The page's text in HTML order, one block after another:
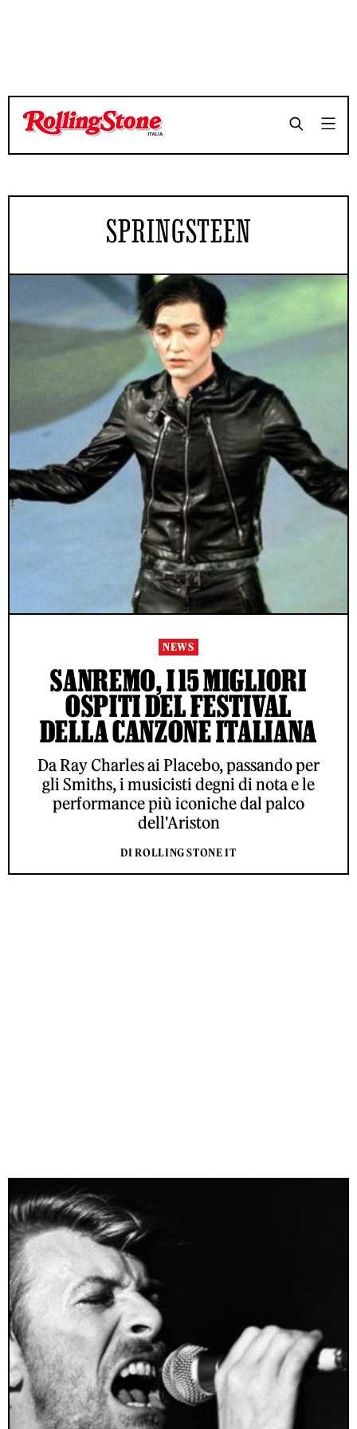
SPRINGSTEEN
NEWS
SANREMO, I 15 MIGLIORI
OSPITI DEL FESTIVAL
DELLA CANZONE ITALIANA
Da Ray Charles ai Placebo, passando per
gli Smiths, i musicisti degni di nota e le
performance più iconiche dal palco
dell'Ariston
DI ROLLING STONE IT